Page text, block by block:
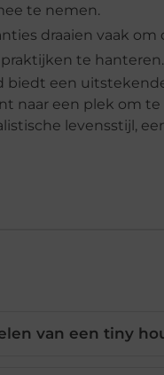
te nemen.
draaien vaak
te hanteren.
biedt een
naar een plek om
levensstijl,
van een tiny